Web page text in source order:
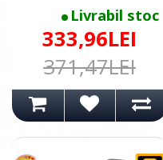
Livrabil stoc
333,96LEI
371,47LEI